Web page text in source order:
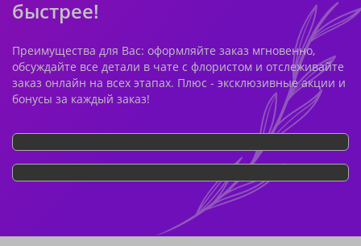
быстрее!
Преимущества для Вас: оформляйте заказ мгновенно,
обсуждайте все детали в чате с флористом и отслеживайте
заказ онлайн на всех этапах. Плюс - эксклюзивные акции и
бонусы за каждый заказ!